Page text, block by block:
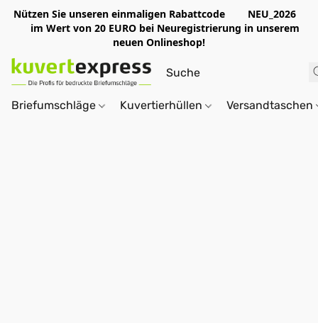
Nützen Sie unseren einmaligen Rabattcode NEU_2026
im Wert von 20 EURO bei Neuregistrierung in unserem
neuen Onlineshop!
Briefumschläge Kuvertierhüllen Versandtaschen